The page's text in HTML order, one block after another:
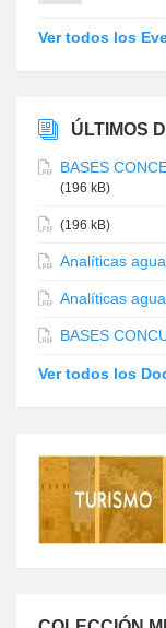
Ver todos los
ÚLTIMOS
BASES
(196 kB)
(196 kB)
Analíticas
Analíticas
BASES
Ver todos los